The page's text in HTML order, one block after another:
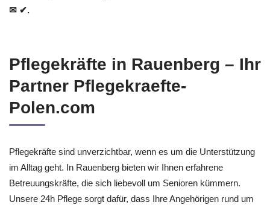
✉ ✔.
Pflegekräfte in Rauenberg – Ihr
Partner Pflegekraefte-
Polen.com
Pflegekräfte sind unverzichtbar, wenn es um die Unterstützung
im Alltag geht. In Rauenberg bieten wir Ihnen erfahrene
Betreuungskräfte, die sich liebevoll um Senioren kümmern.
Unsere 24h Pflege sorgt dafür, dass Ihre Angehörigen rund um